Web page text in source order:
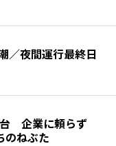
／夜間運行最終日
企業に頼らず
のねぶた